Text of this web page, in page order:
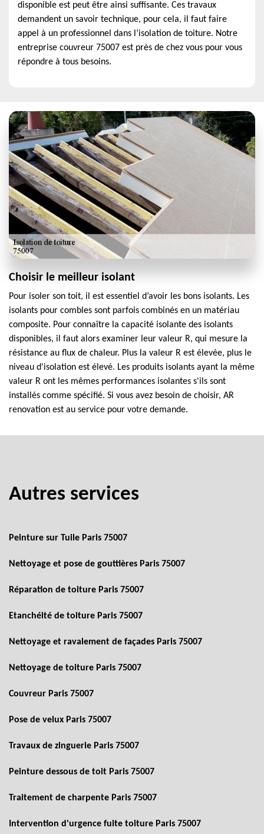
disponible est peut être ainsi suffisante. Ces travaux
demandent un savoir technique, pour cela, il faut faire
appel à un professionnel dans l’isolation de toiture. Notre
entreprise couvreur 75007 est près de chez vous pour vous
répondre à tous besoins.
Choisir le meilleur isolant
Pour isoler son toit, il est essentiel d’avoir les bons isolants. Les
isolants pour combles sont parfois combinés en un matériau
composite. Pour connaître la capacité isolante des isolants
disponibles, il faut alors examiner leur valeur R, qui mesure la
résistance au flux de chaleur. Plus la valeur R est élevée, plus le
niveau d'isolation est élevé. Les produits isolants ayant la même
valeur R ont les mêmes performances isolantes s'ils sont
installés comme spécifié. Si vous avez besoin de choisir, AR
renovation est au service pour votre demande.
Autres services
Peinture sur Tuile Paris 75007
Nettoyage et pose de gouttières Paris 75007
Réparation de toiture Paris 75007
Etanchéité de toiture Paris 75007
Nettoyage et ravalement de façades Paris 75007
Nettoyage de toiture Paris 75007
Couvreur Paris 75007
Pose de velux Paris 75007
Travaux de zinguerie Paris 75007
Peinture dessous de toit Paris 75007
Traitement de charpente Paris 75007
Intervention d'urgence fuite toiture Paris 75007